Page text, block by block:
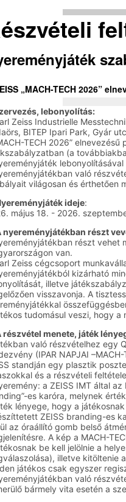
„MACH-TECH 2026”
lebonyolítás:
Zeiss Industrielle
BITEP Ipari Park, Gyár
TECH 2026”
(a
való
világosan és érthetően
ideje:
május 18. - 2026.
nyereményjátékban részt
részt vehet
van.
Zeiss cégcsoport
kizárható
illetve
visszavonja. A
tudomásul veszi, hogy
részvétel menete, játék
való részvételhez egy
(IPAR NAPJAI
standján egy plasztik
és a részvételi
a ZEISS IMT által
es karóra, melynek
lényege, hogy a
ZEISS branding-es
az óraállító gomb belső
A kép a MACH-
be kell jelölnie a
illetve kitöltenie
játékos csak egyszer
való
bármely vita esetén a